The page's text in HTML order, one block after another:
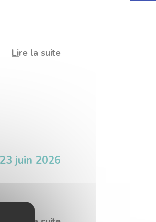
Lire la suite
23 juin 2026